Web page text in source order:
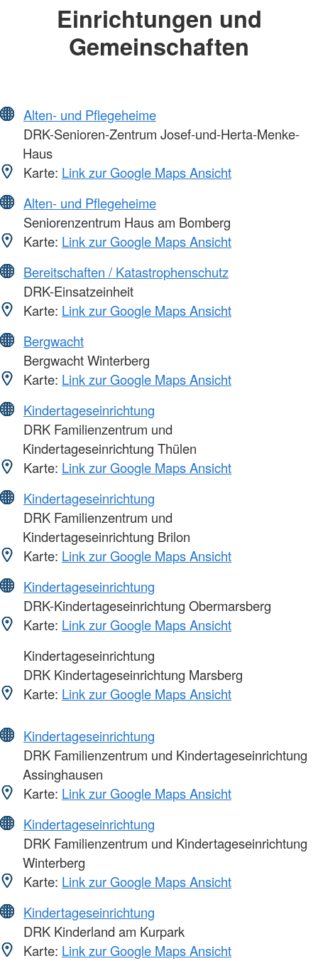
Einrichtungen und
Gemeinschaften
Alten- und Pflegeheime
DRK-Senioren-Zentrum Josef-und-Herta-Menke-
Haus
Karte: Link zur Google Maps Ansicht
Alten- und Pflegeheime
Seniorenzentrum Haus am Bomberg
Karte: Link zur Google Maps Ansicht
Bereitschaften / Katastrophenschutz
DRK-Einsatzeinheit
Karte: Link zur Google Maps Ansicht
Bergwacht
Bergwacht Winterberg
Karte: Link zur Google Maps Ansicht
Kindertageseinrichtung
DRK Familienzentrum und
Kindertageseinrichtung Thülen
Karte: Link zur Google Maps Ansicht
Kindertageseinrichtung
DRK Familienzentrum und
Kindertageseinrichtung Brilon
Karte: Link zur Google Maps Ansicht
Kindertageseinrichtung
DRK-Kindertageseinrichtung Obermarsberg
Karte: Link zur Google Maps Ansicht
Kindertageseinrichtung
DRK Kindertageseinrichtung Marsberg
Karte: Link zur Google Maps Ansicht
Kindertageseinrichtung
DRK Familienzentrum und Kindertageseinrichtung
Assinghausen
Karte: Link zur Google Maps Ansicht
Kindertageseinrichtung
DRK Familienzentrum und Kindertageseinrichtung
Winterberg
Karte: Link zur Google Maps Ansicht
Kindertageseinrichtung
DRK Kinderland am Kurpark
Karte: Link zur Google Maps Ansicht